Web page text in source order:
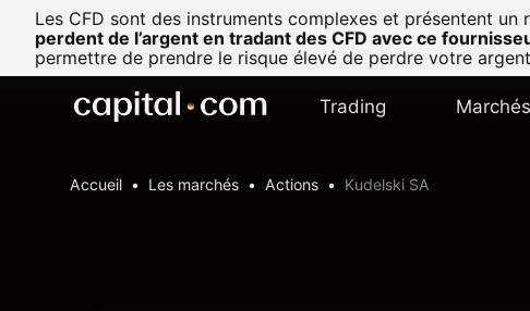
Les CFD sont des instruments complexes et présentent
perdent de l’argent en tradant des CFD avec ce
permettre de prendre le risque élevé de perdre votre
Trading Marchés
Accueil Les marchés Actions Kudelski SA